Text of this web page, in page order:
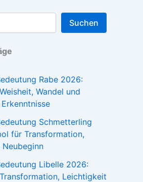
Suchen
Rabe 2026:
Wandel und
Schmetterling
für Transformation,
Neubeginn
Libelle 2026:
Leichtigkeit